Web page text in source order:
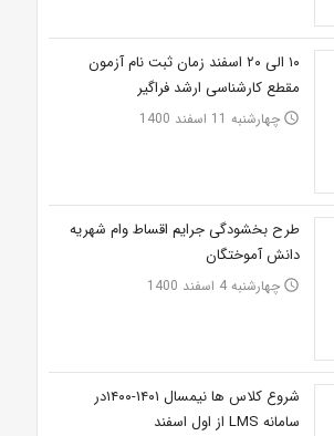
۱۰ الی ۲۰ اسفند زمان ثبت نام آزمون
مقطع کارشناسی ارشد فراگیر
access_time چهارشنبه 11 اسفند 1400
طرح بخشودگی جرایم اقساط وام شهریه
دانش آموختگان
access_time چهارشنبه 4 اسفند 1400
شروع کلاس ها نیمسال ۱۴۰۱-۱۴۰۰در
سامانه LMS از اول اسفند